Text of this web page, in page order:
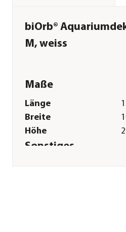
biOrb®
M, weiss
Maße
Länge
Breite
Höhe
Sonstiges